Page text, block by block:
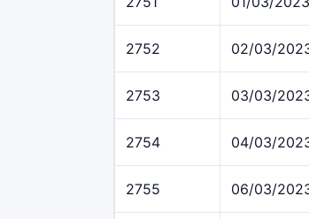
2752 02/03/
2753 03/03/
2754 04/03/
2755 06/03/